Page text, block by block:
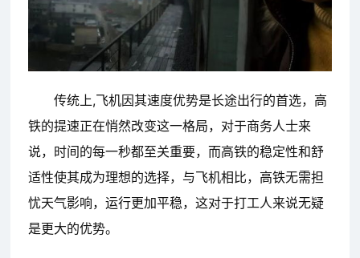
传统上,飞机因其速度优势是长途出行的首选，高
铁的提速正在悄然改变这一格局，对于商务人士来
说，时间的每一秒都至关重要，而高铁的稳定性和舒
适性使其成为理想的选择，与飞机相比，高铁无需担
忧天气影响，运行更加平稳，这对于打工人来说无疑
是更大的优势。